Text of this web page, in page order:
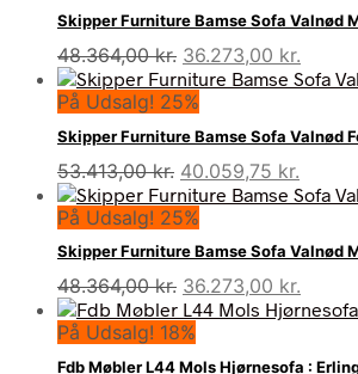
Skipper Furniture Bamse Sofa Valnød
48.364,00kr. Den
oprindelige
pris
var:
48.364,00 kr..
36.273,00 kr.
er:
På Udsalg! 25%
Skipper Furniture Bamse Sofa Valnød
53.413,00kr. Den
oprindelige
pris
var:
53.413,00 kr..
40.059,75 kr.
er:
På Udsalg! 25%
Skipper Furniture Bamse Sofa Valnød
48.364,00kr. Den
oprindelige
pris
var:
36.273,00 kr.
er:
På Udsalg! 18%
Fdb Møbler L44 Mols Hjørnesofa :